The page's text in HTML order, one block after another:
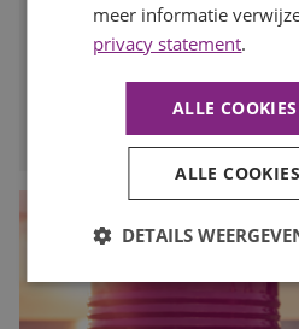
voor de drukke maanden. In
vroeg starten met werven het
LEES MEER
meer informatie
privacy statement.
ALLE
ALLE
DETAILS